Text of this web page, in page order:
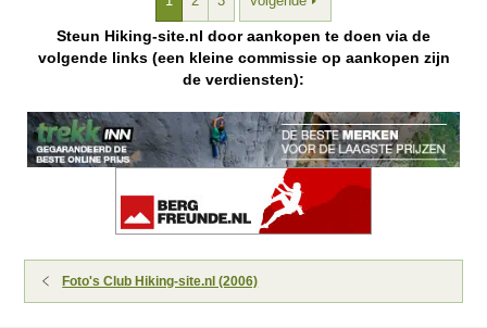
Steun Hiking-site.nl door aankopen te doen via de
volgende links (een kleine commissie op aankopen zijn
de verdiensten):
Foto's Club Hiking-site.nl (2006)